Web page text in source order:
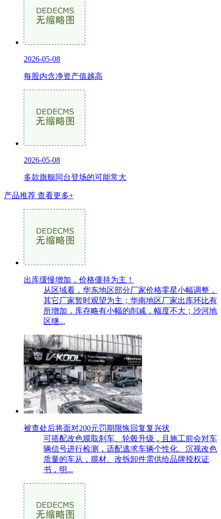
2026-05-08
每股内含净资产值越高
2026-05-08
多款旗舰同台登场的可能常大
产品推荐 查看更多+
出库缓慢增加，价格僵持为主！
从区域看，华东地区部分厂家价格零星小幅调整，
其它厂家暂时观望为主；华南地区厂家出库环比有
所增加，库存略有小幅的削减，幅度不大；沙河地
区继...
被查处后将面对200元罚期限恢回复复兴状
可搭配改色膜取刹车、轮毂升级，且施工前会对车
辆信号进行检测，适配逃求车辆个性化、沉视改色
质量的车从，膜材、改拆卸件需供给品牌授权证
书，明...